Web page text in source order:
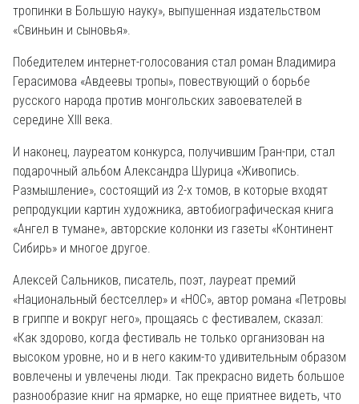
тропинки в Большую науку», выпушенная издательством
«Свиньин и сыновья».
Победителем интернет-голосования стал роман Владимира
Герасимова «Авдеевы тропы», повествующий о борьбе
русского народа против монгольских завоевателей в
середине XIII века.
И наконец, лауреатом конкурса, получившим Гран-при, стал
подарочный альбом Александра Шурица «Живопись.
Размышление», состоящий из 2-х томов, в которые входят
репродукции картин художника, автобиографическая книга
«Ангел в тумане», авторские колонки из газеты «Континент
Сибирь» и многое другое.
Алексей Сальников, писатель, поэт, лауреат премий
«Национальный бестселлер» и «НОС», автор романа «Петровы
в гриппе и вокруг него», прощаясь с фестивалем, сказал:
«Как здорово, когда фестиваль не только организован на
высоком уровне, но и в него каким-то удивительным образом
вовлечены и увлечены люди. Так прекрасно видеть большое
разнообразие книг на ярмарке, но еще приятнее видеть, что